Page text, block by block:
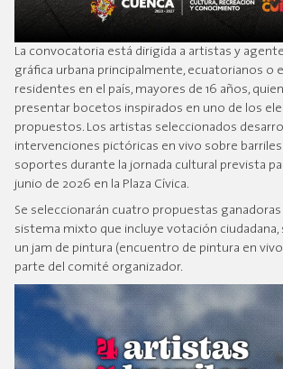
La convocatoria está dirigida a artistas y
gráfica urbana principalmente, ecuatorianos o
residentes en el país, mayores de 16 años,
presentar bocetos inspirados en uno de los
propuestos. Los artistas seleccionados
intervenciones pictóricas en vivo sobre
soportes durante la jornada cultural prevista
junio de 2026 en la Plaza Cívica.
Se seleccionarán cuatro propuestas
sistema mixto que incluye votación ciudadana,
un jam de pintura (encuentro de pintura en
parte del comité organizador.